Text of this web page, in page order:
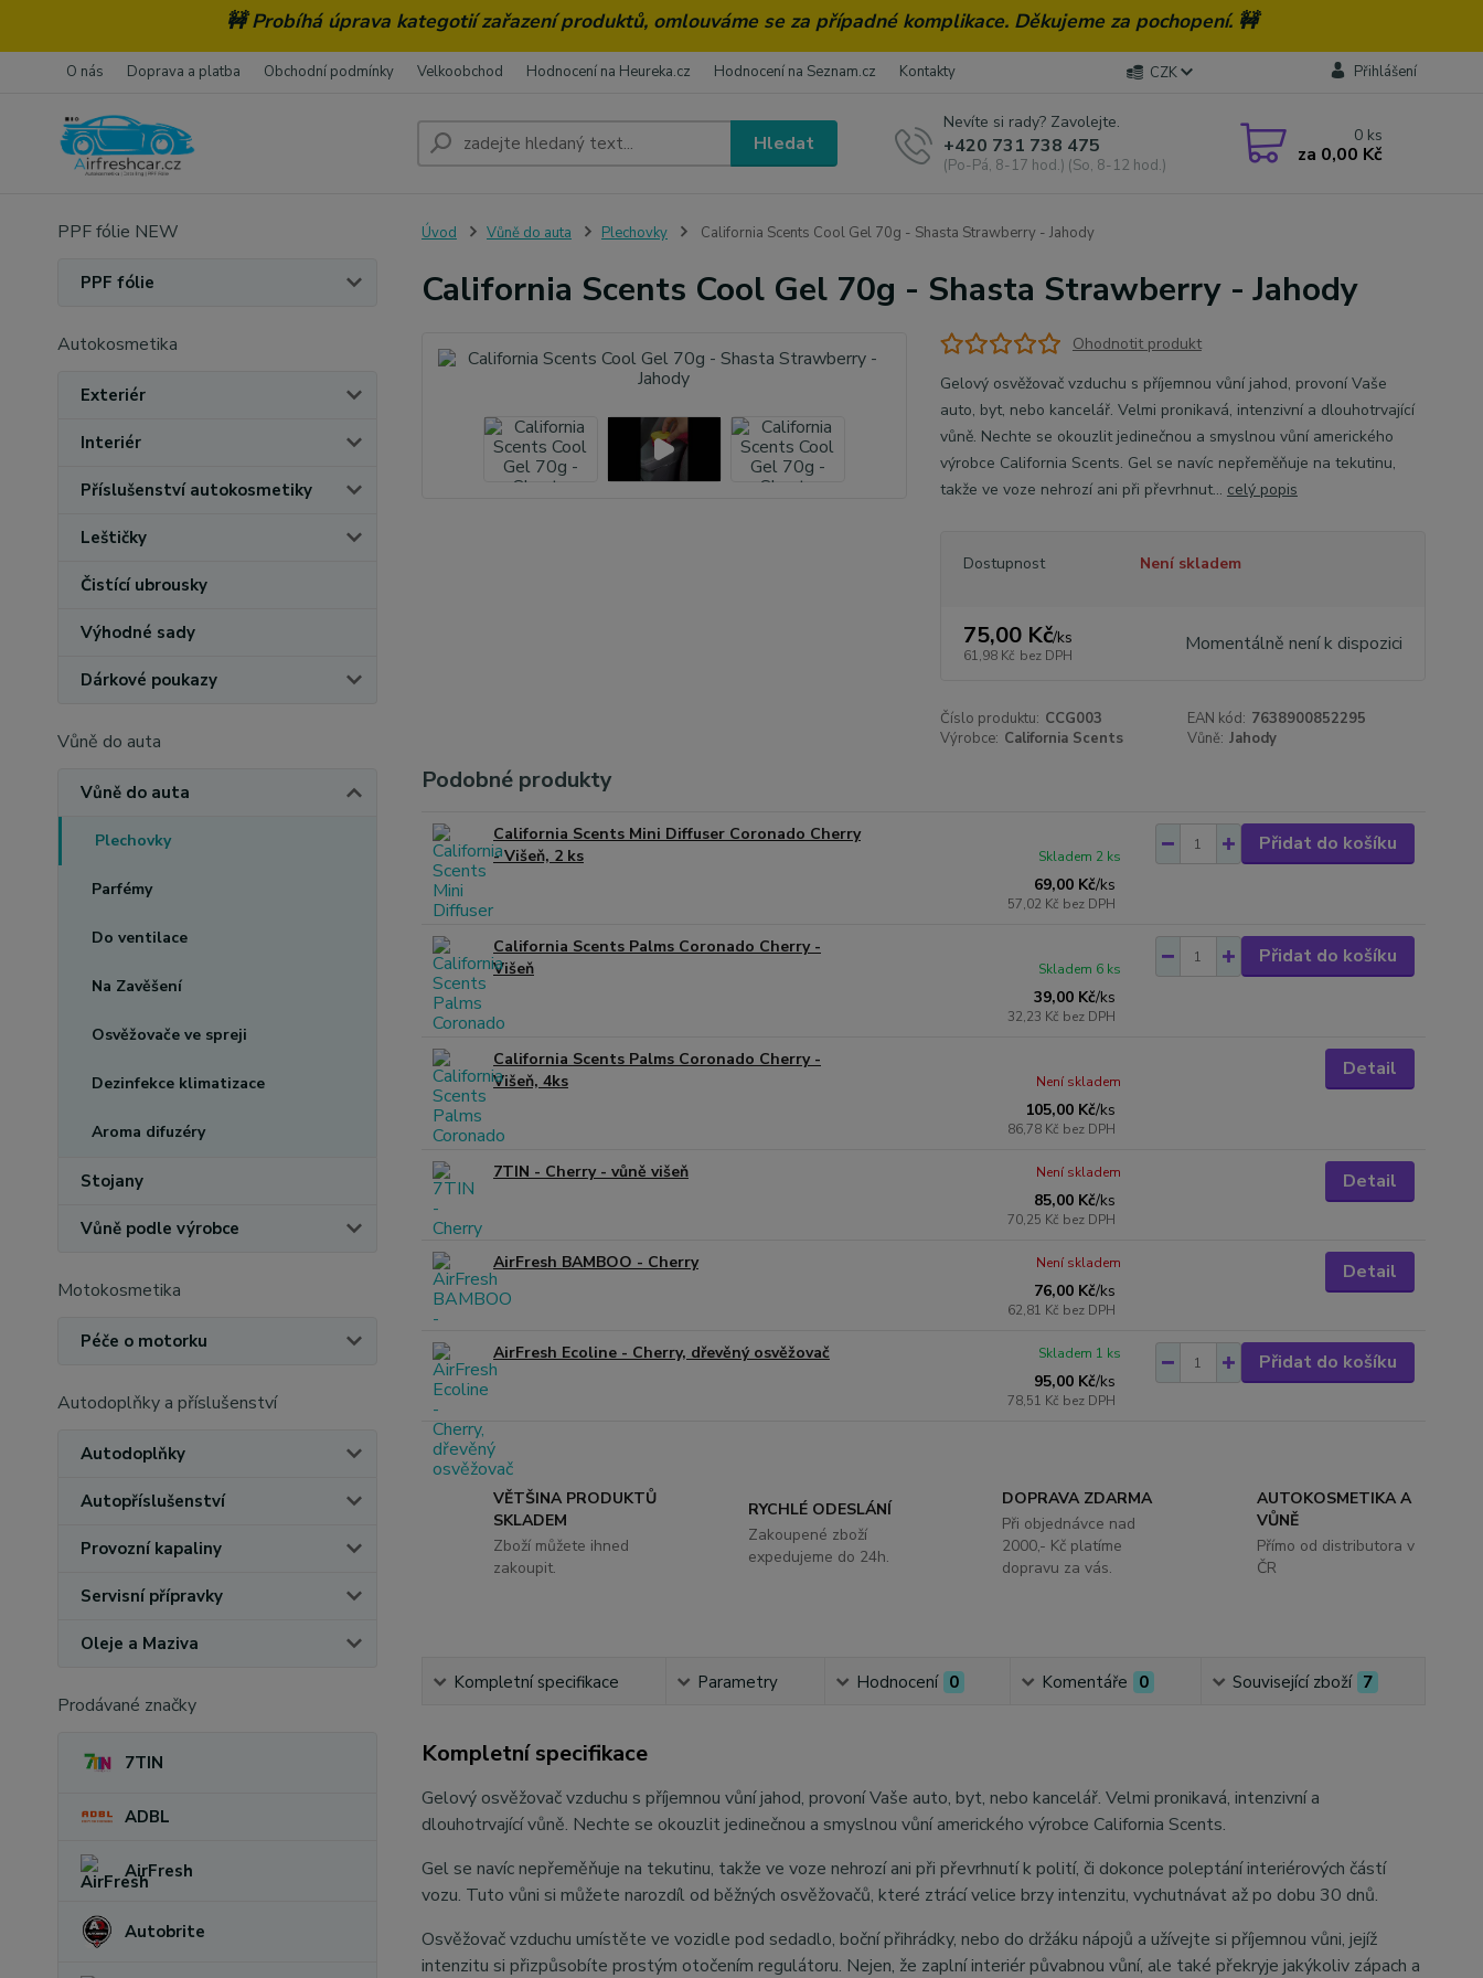
🚧 Probíhá úprava kategotií zařazení produktů, omlouváme se za případné komplikace. Děkujeme za pochopení. 🚧
O nás Doprava a platba Obchodní podmínky Velkoobchod Hodnocení na Heureka.cz Hodnocení na Seznam.cz Kontakty CZK Přihlášení
Hledat
Nevíte si rady? Zavolejte.
+420 731 738 475
(Po-Pá, 8-17 hod.) (So, 8-12 hod.)
0 ks
za 0,00 Kč
PPF fólie NEW
PPF fólie
Autokosmetika
Exteriér
Interiér
Příslušenství autokosmetiky
Leštičky
Čistící ubrousky
Výhodné sady
Dárkové poukazy
Vůně do auta
Vůně do auta
Plechovky
Parfémy
Do ventilace
Na Zavěšení
Osvěžovače ve spreji
Dezinfekce klimatizace
Aroma difuzéry
Stojany
Vůně podle výrobce
Motokosmetika
Péče o motorku
Autodoplňky a příslušenství
Autodoplňky
Autopříslušenství
Provozní kapaliny
Servisní přípravky
Oleje a Maziva
Prodávané značky
7TIN
ADBL
AirFresh
Autobrite
Úvod Vůně do auta Plechovky California Scents Cool Gel 70g - Shasta Strawberry - Jahody
California Scents Cool Gel 70g - Shasta Strawberry - Jahody
Ohodnotit produkt
Gelový osvěžovač vzduchu s příjemnou vůní jahod, provoní Vaše
auto, byt, nebo kancelář. Velmi pronikavá, intenzivní a dlouhotrvající
vůně. Nechte se okouzlit jedinečnou a smyslnou vůní amerického
výrobce California Scents. Gel se navíc nepřeměňuje na tekutinu,
takže ve voze nehrozí ani při převrhnut... celý popis
Dostupnost Není skladem
75,00 Kč/ks
61,98 Kč bez DPH Momentálně není k dispozici
Číslo produktu: CCG003 EAN kód: 7638900852295
Výrobce: California Scents Vůně: Jahody
Podobné produkty
California Scents Mini Diffuser Coronado Cherry
- Višeň, 2 ks
69,00 Kč/ks
57,02 Kč bez DPH
Skladem 2 ks
Přidat do košíku
California Scents Palms Coronado Cherry -
Višeň
39,00 Kč/ks
32,23 Kč bez DPH
Skladem 6 ks
Přidat do košíku
California Scents Palms Coronado Cherry -
Višeň, 4ks
105,00 Kč/ks
86,78 Kč bez DPH
Není skladem
Detail
7TIN - Cherry - vůně višeň
85,00 Kč/ks
70,25 Kč bez DPH
Není skladem Detail
AirFresh BAMBOO - Cherry
76,00 Kč/ks
62,81 Kč bez DPH
Není skladem Detail
AirFresh Ecoline - Cherry, dřevěný osvěžovač
95,00 Kč/ks
78,51 Kč bez DPH
Skladem 1 ks Přidat do košíku
VĚTŠINA PRODUKTŮ
SKLADEM
Zboží můžete ihned
zakoupit.
RYCHLÉ ODESLÁNÍ
Zakoupené zboží
expedujeme do 24h.
DOPRAVA ZDARMA
Při objednávce nad
2000,- Kč platíme
dopravu za vás.
AUTOKOSMETIKA A
VŮNĚ
Přímo od distributora v
ČR
Kompletní specifikace Parametry Hodnocení 0 Komentáře 0 Související zboží 7
Kompletní specifikace
Gelový osvěžovač vzduchu s příjemnou vůní jahod, provoní Vaše auto, byt, nebo kancelář. Velmi pronikavá, intenzivní a
dlouhotrvající vůně. Nechte se okouzlit jedinečnou a smyslnou vůní amerického výrobce California Scents.
Gel se navíc nepřeměňuje na tekutinu, takže ve voze nehrozí ani při převrhnutí k polití, či dokonce poleptání interiérových částí
vozu. Tuto vůni si můžete narozdíl od běžných osvěžovačů, které ztrácí velice brzy intenzitu, vychutnávat až po dobu 30 dnů.
Osvěžovač vzduchu umístěte ve vozidle pod sedadlo, boční přihrádky, nebo do držáku nápojů a užívejte si příjemnou vůni, jejíž
intenzitu si přizpůsobíte prostým otočením regulátoru. Nejen, že zaplní interiér půvabnou vůní, ale také překryje jakýkoliv zápach a